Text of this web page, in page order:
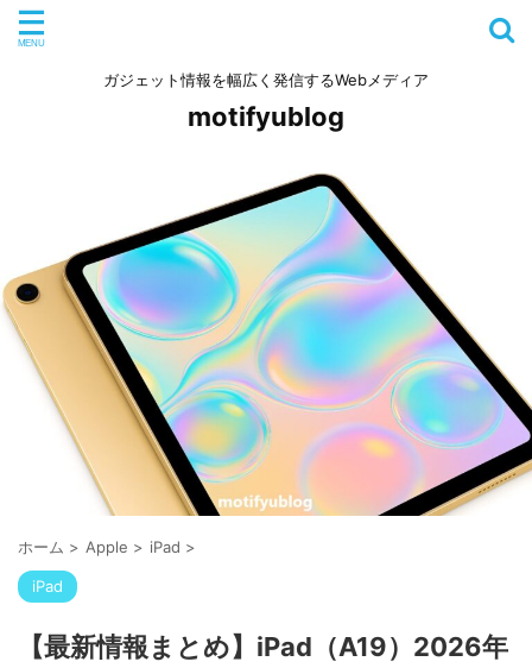
ガジェット情報を幅広く発信するWebメディア
motifyublog
ホーム > Apple > iPad >
iPad
【最新情報まとめ】iPad（A19）2026年